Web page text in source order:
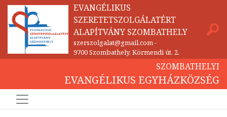
EVANGÉLIKUS
SZERETETSZOLGÁLATÉRT
ALAPÍTVÁNY SZOMBATHELY
szerszolgalat@gmail.com-
9700 Szombathely, Körmendi út. 2.
SZOMBATHELYI
EVANGÉLIKUS EGYHÁZKÖZSÉG